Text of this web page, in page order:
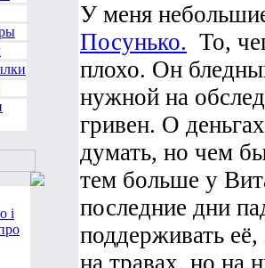
і
У меня
Посунько. То,
плохо. Он
нужной на
гривен. О
думать, но чем
тем больше у
последние дни
поддерживать её,
на травах, но на